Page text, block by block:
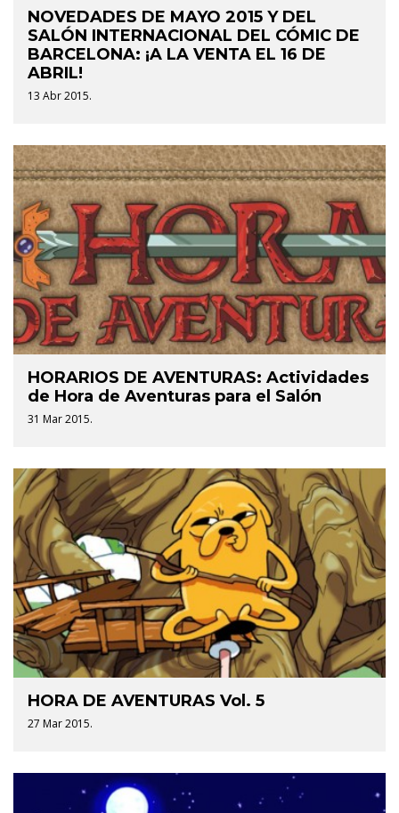
NOVEDADES DE MAYO 2015 Y DEL
SALÓN INTERNACIONAL DEL CÓMIC DE
BARCELONA: ¡A LA VENTA EL 16 DE
ABRIL!
13 Abr 2015.
HORARIOS DE AVENTURAS: Actividades
de Hora de Aventuras para el Salón
31 Mar 2015.
HORA DE AVENTURAS Vol. 5
27 Mar 2015.